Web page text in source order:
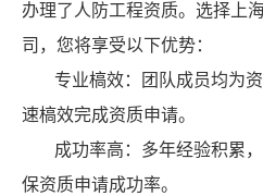
办理了人防工程资质。选择上
司，您将享受以下优势：
专业槁效：团队成员均为
速槁效完成资质申请。
成功率高：多年经验积累
保资质申请成功率。